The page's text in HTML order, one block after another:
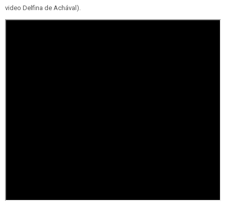
video Delfina de Achával).